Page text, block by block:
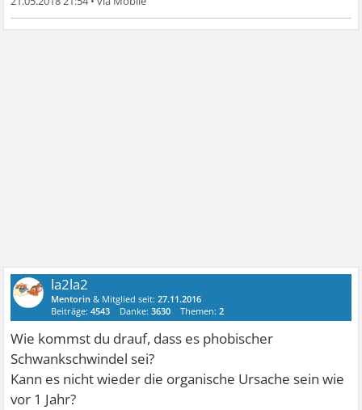
la2la2
Mentorin & Mitglied seit:27.11.2016
Beiträge:4543 Danke:3630 Themen:2
Wie kommst du drauf, dass es phobischer
Schwankschwindel sei?
Kann es nicht wieder die organische Ursache sein wie
vor 1 Jahr?